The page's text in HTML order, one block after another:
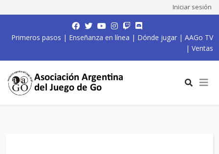
Iniciar sesión
Primeros pasos | Enseñanza en línea | Dónde jugar | AAGo TV
| Ventas